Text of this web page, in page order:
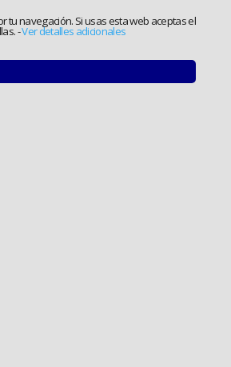
tu navegación. Si usas esta web aceptas el
-Ver detalles adicionales